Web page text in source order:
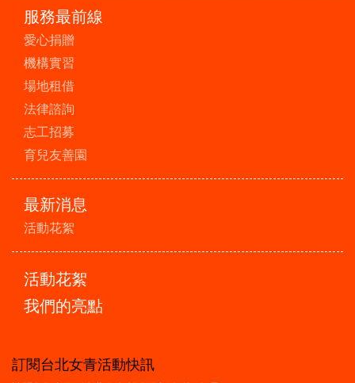
服務最前線
愛心捐贈
機構實習
場地租借
法律諮詢
志工招募
育兒友善園
最新消息
活動花絮
活動花絮
我們的亮點
訂閱台北女青活動快訊